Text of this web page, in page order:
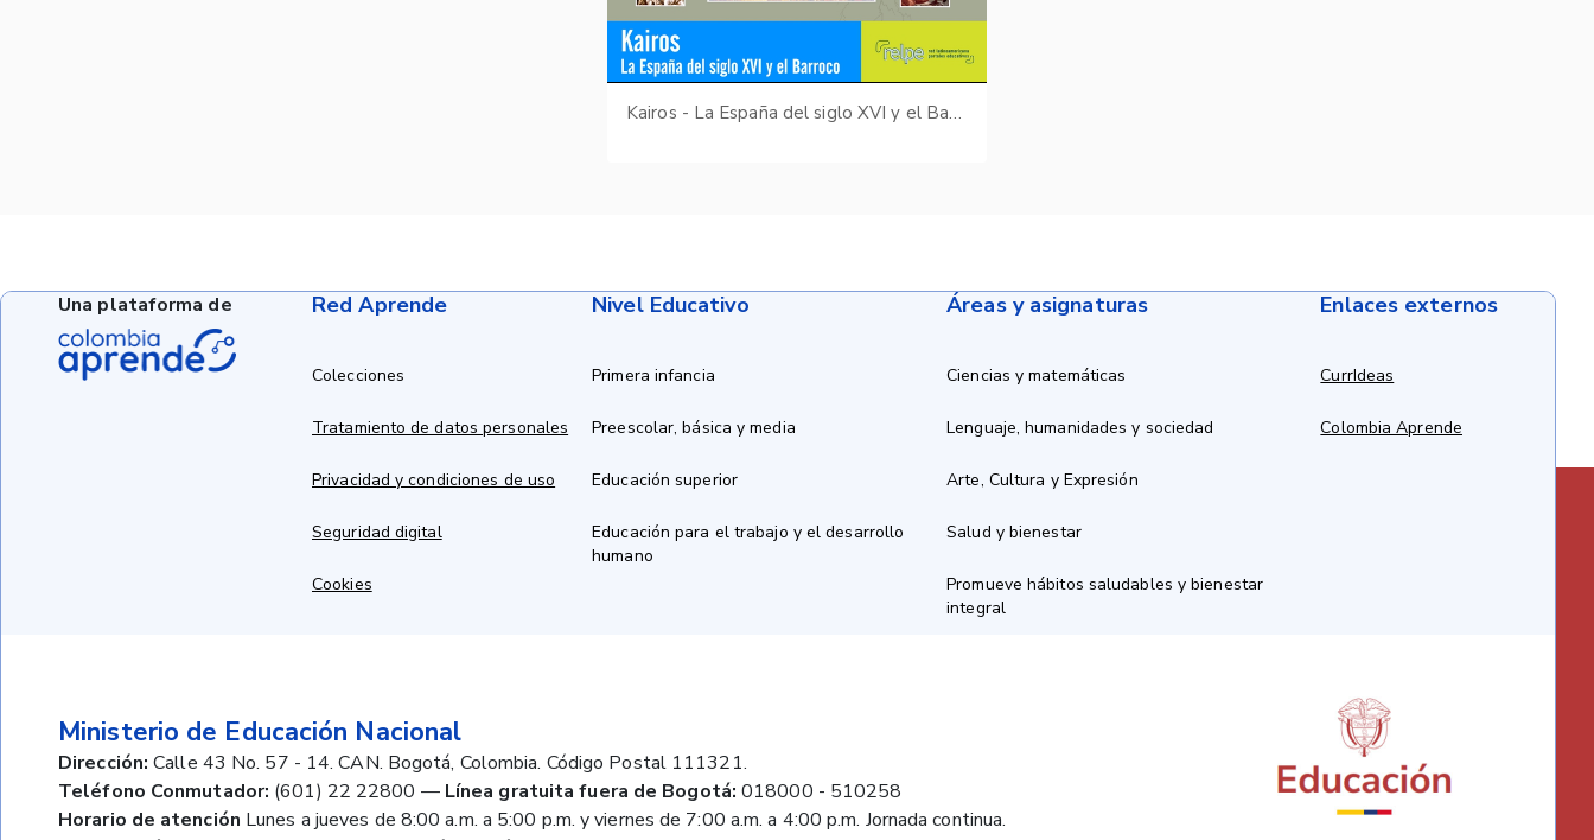
Kairos - La España del siglo XVI y el Barroco
Red Aprende
Colecciones
Tratamiento de datos personales
Privacidad y condiciones de uso
Seguridad digital
Cookies
Nivel Educativo
Primera infancia
Preescolar, básica y media
Educación superior
Educación para el trabajo y el desarrollo
humano
Áreas y asignaturas
Ciencias y matemáticas
Lenguaje, humanidades y sociedad
Arte, Cultura y Expresión
Salud y bienestar
Promueve hábitos saludables y bienestar
integral
Enlaces externos
CurrIdeas
Colombia Aprende
Ministerio de Educación Nacional
Dirección: Calle 43 No. 57 - 14. CAN. Bogotá, Colombia. Código Postal 111321.
Teléfono Conmutador: (601) 22 22800 — Línea gratuita fuera de Bogotá: 018000 - 510258
Horario de atención Lunes a jueves de 8:00 a.m. a 5:00 p.m. y viernes de 7:00 a.m. a 4:00 p.m. Jornada continua.
Una plataforma de